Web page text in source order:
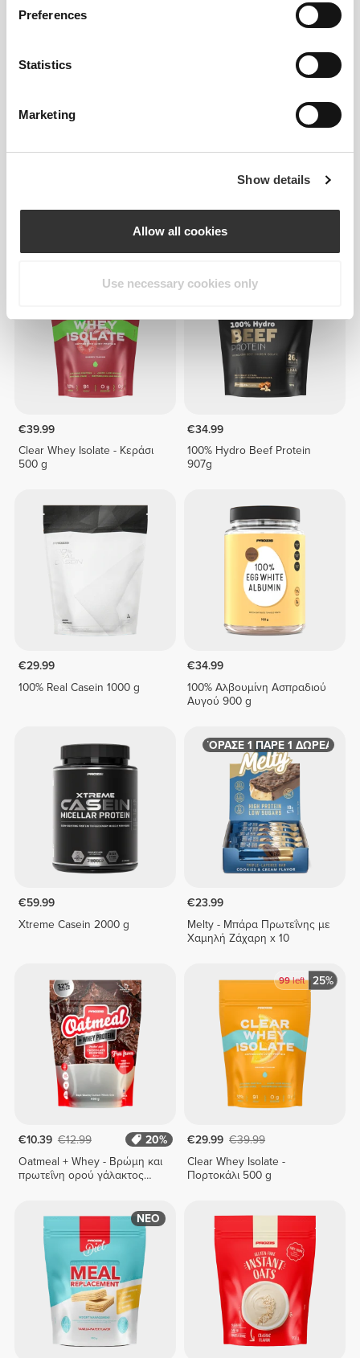
Preferences
Statistics
Marketing
Show details
Allow all cookies
Use necessary cookies only
PeptiPlus™ - Υδρολυμένη
Πρωτεΐνη Κολλαγόνου 900 g
Pancake + Protein –
Τηγανίτες Βρώμης με
€39.99
Clear Whey Isolate - Κεράσι
500 g
€34.99
100% Hydro Beef Protein
907g
€29.99
100% Real Casein 1000 g
€34.99
100% Αλβουμίνη Ασπραδιού
Αυγού 900 g
€59.99
Xtreme Casein 2000 g
ΑΓΟΡΑΣΕ 1 ΠΑΡΕ 1 ΔΩΡΕΑΝ
€23.99
Melty - Μπάρα Πρωτεΐνης με
Χαμηλή Ζάχαρη x 10
€10.39 €12.99
20%
Oatmeal + Whey - Βρώμη και
πρωτεΐνη ορού γάλακτος
99left 25%
€29.99 €39.99
Clear Whey Isolate -
Πορτοκάλι 500 g
ΝΕΟ